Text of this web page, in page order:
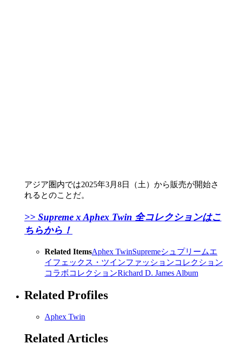
アジア圏内では2025年3月8日（土）から販売が開始さ
れるとのことだ。
>> Supreme x Aphex Twin 全コレクションはこ
ちらから！
Related ItemsAphex TwinSupremeシュプリームエ
イフェックス・ツインファッションコレクション
コラボコレクションRichard D. James Album
Related Profiles
Aphex Twin
Related Articles